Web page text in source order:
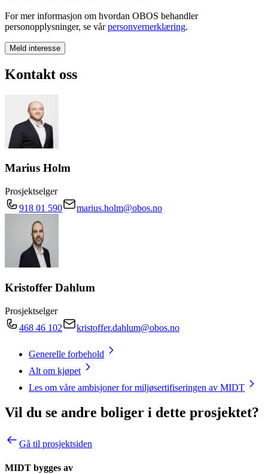
For mer informasjon om hvordan OBOS behandler
personopplysninger, se vårpersonvernerklæring.
Meld interesse
Kontakt oss
Marius Holm
Prosjektselger
918 01 590
marius.holm@obos.no
Kristoffer Dahlum
Prosjektselger
468 46 102
kristoffer.dahlum@obos.no
Generelle forbehold
Alt om kjøpet
Les om våre ambisjoner for miljøsertifiseringen av MIDT
Vil du se andre boliger i dette prosjektet?
Gå til prosjektsiden
MIDT bygges av